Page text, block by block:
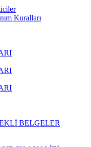
Kuralları
BELGELER